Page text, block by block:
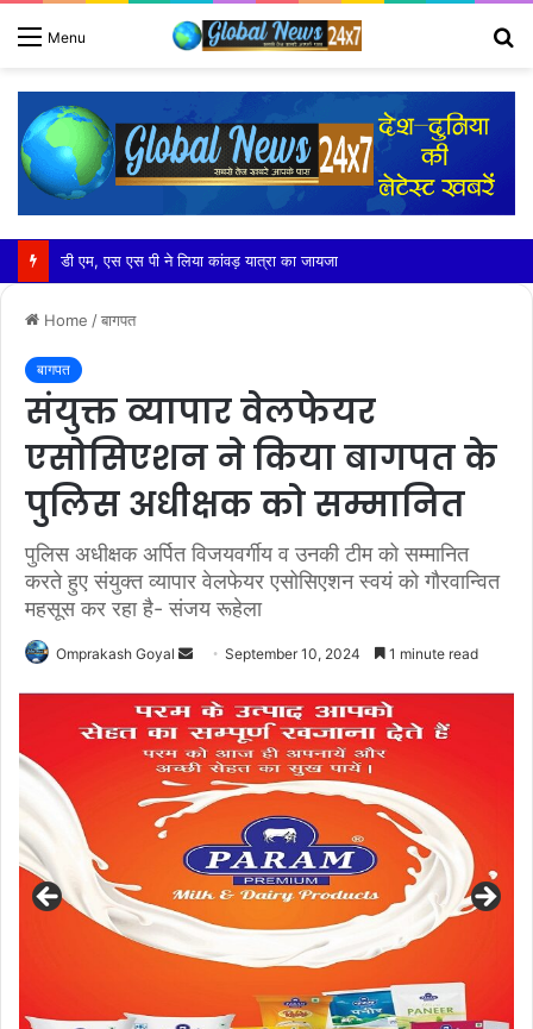
Menu
Home /बागपत
बागपत
संयुक्त व्यापार वेलफेयर
एसोसिएशन ने किया बागपत के
पुलिस अधीक्षक को सम्मानित
पुलिस अधीक्षक अर्पित विजयवर्गीय व उनकी टीम को सम्मानित
करते हुए संयुक्त व्यापार वेलफेयर एसोसिएशन स्वयं को गौरवान्वित
महसूस कर रहा है- संजय रूहेला
Omprakash Goyal
Send
email
September 10, 2024 1 minute read